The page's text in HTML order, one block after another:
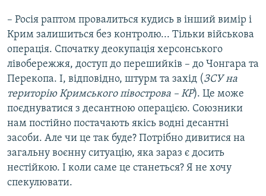
– Росія раптом провалиться кудись в інший вимір і
Крим залишиться без контролю... Тільки військова
операція. Спочатку деокупація херсонського
лівобережжя, доступ до перешийків – до Чонгара та
Перекопа. І, відповідно, штурм та захід (ЗСУ на
територію Кримського півострова – КР). Це може
поєднуватися з десантною операцією. Союзники
нам постійно постачають якісь водні десантні
засоби. Але чи це так буде? Потрібно дивитися на
загальну воєнну ситуацію, яка зараз є досить
нестійкою. І коли саме це станеться? Я не хочу
спекулювати.